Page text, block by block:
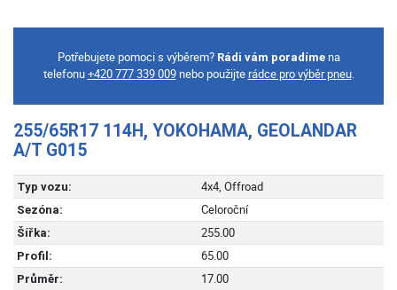
Potřebujete pomoci s výběrem? Rádi vám poradímena
telefonu+420 777 339 009nebo použijte rádce pro výběr pneu.
255/65R17 114H, YOKOHAMA, GEOLANDAR
A/T G015
Typ vozu: 4x4, Offroad
Sezóna: Celoroční
Šířka: 255.00
Profil: 65.00
Průměr: 17.00